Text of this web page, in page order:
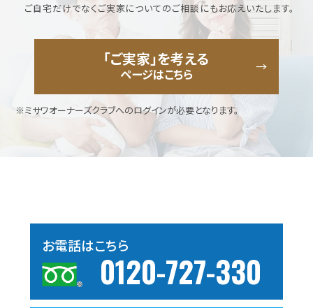
ご自宅だけでなくご実家についてのご相談にもお応えいたします。
「ご実家」を考える
ページはこちら
※ミサワオーナーズクラブへのログインが必要となります。
お電話はこちら
0120-727-330